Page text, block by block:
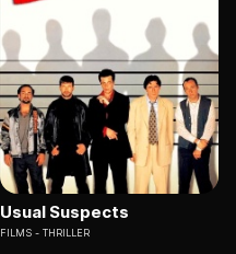
Usual Suspects
FILMS THRILLER